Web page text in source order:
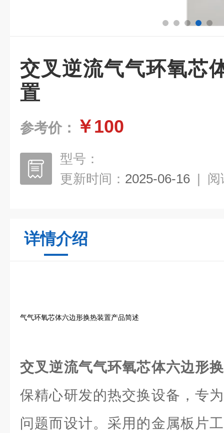
交叉逆流气气环氧芯
置
参考价： ￥100
型号：
更新时间： 2025-06-16 | 阅
详情介绍
气气环氧芯体六边形换热装置产品简述
交叉逆流气气环氧芯体六边形
保精心研发的热交换设备，专
问题而设计。采用的金属板片